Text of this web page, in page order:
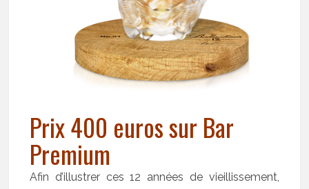
Prix 400 euros sur Bar
Premium
Afin d’illustrer ces 12 années de vieillissement,